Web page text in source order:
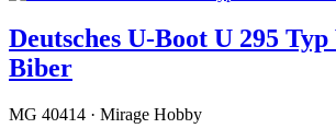
Deutsches U-Boot U 295
Biber
MG 40414 · Mirage Hobby